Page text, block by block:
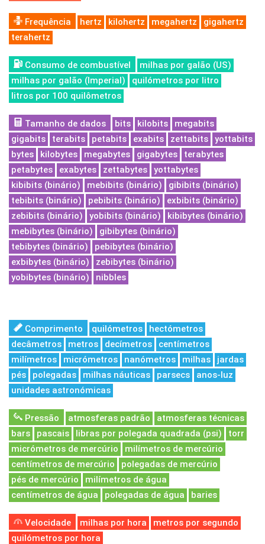
Frequência hertz kilohertz megahertz
gigahertz
terahertz
Consumo de combustível
milhas por galão (US)
milhas por galão (Imperial)
quilómetros por litro
litros por 100 quilômetros
Tamanho de dados bits kilobits
megabits
gigabits
terabits petabits exabits zettabits
yottabits
bytes
kilobytes megabytes gigabytes
terabytes
petabytes
exabytes zettabytes
yottabytes
kibibits (binário)
mebibits (binário)
gibibits (binário)
tebibits (binário)
pebibits (binário)
exbibits (binário)
zebibits (binário)
yobibits (binário)
kibibytes (binário)
mebibytes (binário)
gibibytes (binário)
tebibytes (binário)
pebibytes (binário)
exbibytes (binário)
zebibytes (binário)
yobibytes (binário)
nibbles
Comprimento quilómetros
hectómetros
decâmetros
metros decímetros
centímetros
milímetros
micrómetros nanómetros milhas
jardas
pés
polegadas milhas náuticas parsecs
anos-luz
unidades astronómicas
Pressão atmosferas padrão
atmosferas técnicas
bars
pascais libras por polegada quadrada (psi)
torr
micrómetros de mercúrio
milímetros de mercúrio
centímetros de mercúrio
polegadas de mercúrio
pés de mercúrio
milímetros de água
centímetros de água
polegadas de água baries
Velocidade milhas por hora
metros por segundo
quilómetros por hora